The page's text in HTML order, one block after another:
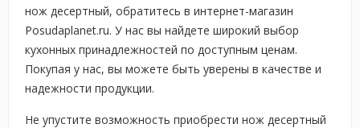
нож десертный, обратитесь в интернет-магазин
Posudaplanet.ru. У нас вы найдете широкий выбор
кухонных принадлежностей по доступным ценам.
Покупая у нас, вы можете быть уверены в качестве и
надежности продукции.
Не упустите возможность приобрести нож десертный